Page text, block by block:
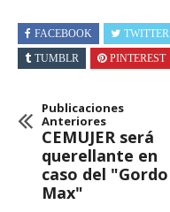
FACEBOOK TWITTER
TUMBLR
PINTEREST
Publicaciones
Anteriores
CEMUJER será
querellante en
caso del "Gordo
Max"